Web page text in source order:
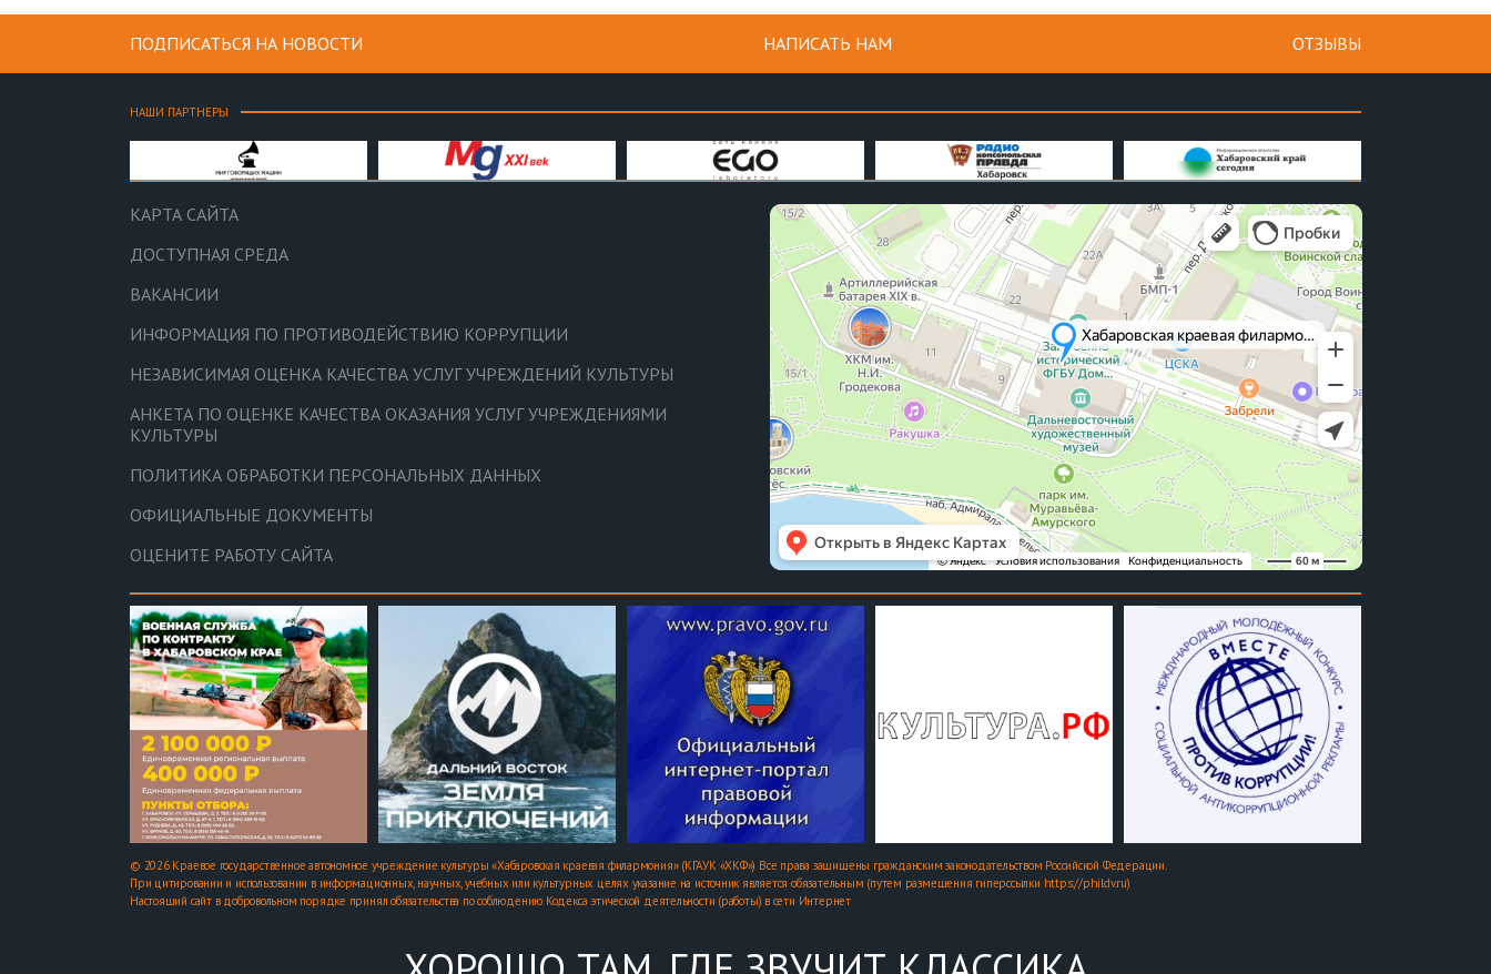
ПОДПИСАТЬСЯ НА НОВОСТИ НАПИСАТЬ НАМ ОТЗЫВЫ
НАШИ ПАРТНЕРЫ
КАРТА САЙТА
ДОСТУПНАЯ СРЕДА
ВАКАНСИИ
ИНФОРМАЦИЯ ПО ПРОТИВОДЕЙСТВИЮ КОРРУПЦИИ
НЕЗАВИСИМАЯ ОЦЕНКА КАЧЕСТВА УСЛУГ УЧРЕЖДЕНИЙ КУЛЬТУРЫ
АНКЕТА ПО ОЦЕНКЕ КАЧЕСТВА ОКАЗАНИЯ УСЛУГ УЧРЕЖДЕНИЯМИ
КУЛЬТУРЫ
ПОЛИТИКА ОБРАБОТКИ ПЕРСОНАЛЬНЫХ ДАННЫХ
ОФИЦИАЛЬНЫЕ ДОКУМЕНТЫ
ОЦЕНИТЕ РАБОТУ САЙТА
© 2026 Краевое государственное автономное учреждение культуры «Хабаровская краевая филармония» (КГАУК «ХКФ») Все права защищены гражданским законодательством Российской Федерации.
При цитировании и использовании в информационных, научных, учебных или культурных целях указание на источник является обязательным (путем размещения гиперссылки https://phildv.ru)
Настоящий сайт в добровольном порядке принял обязательства по соблюдению Кодекса этической деятельности (работы) в сети Интернет